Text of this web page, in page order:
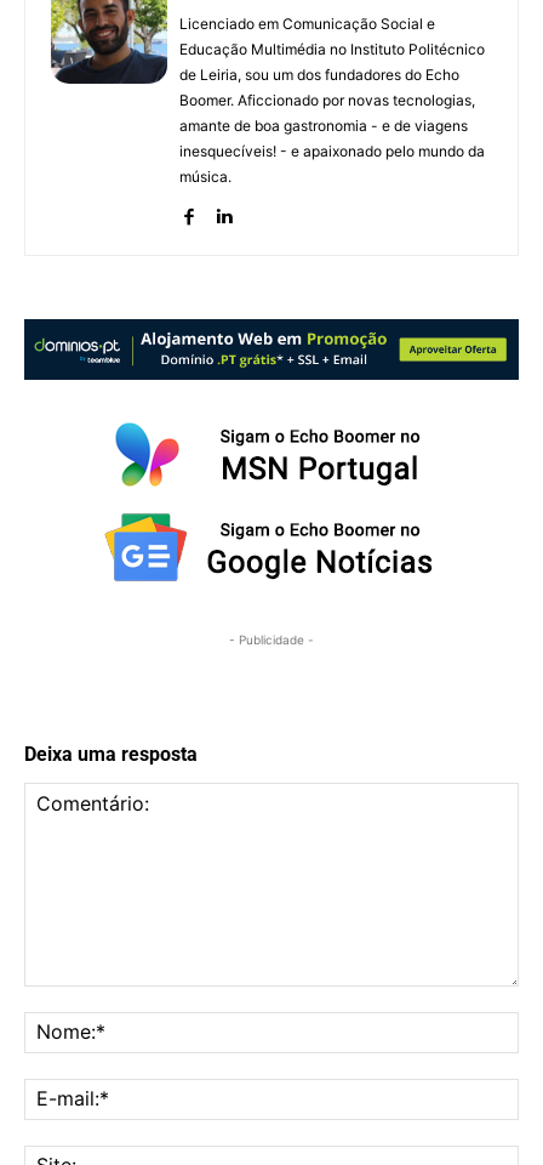
Licenciado em Comunicação Social e
Educação Multimédia no Instituto Politécnico
de Leiria, sou um dos fundadores do Echo
Boomer. Aficcionado por novas tecnologias,
amante de boa gastronomia - e de viagens
inesquecíveis! - e apaixonado pelo mundo da
música.
- Publicidade -
Deixa uma resposta